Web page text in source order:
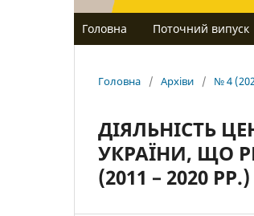
Головна Поточний випуск
Головна / Архіви / № 4
ДІЯЛЬНІСТЬ
УКРАЇНИ, ЩО
(2011 – 2020